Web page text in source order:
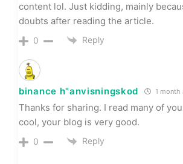
content lol. Just kidding, mainly
doubts after reading the article.
0 Reply
binance h"anvisningskod 1 month
Thanks for sharing. I read many of
cool, your blog is very good.
0 Reply